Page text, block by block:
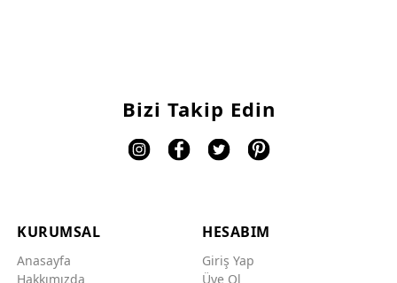
Bizi Takip Edin
KURUMSAL
Anasayfa
Hakkımızda
HESABIM
Giriş Yap
Üye Ol